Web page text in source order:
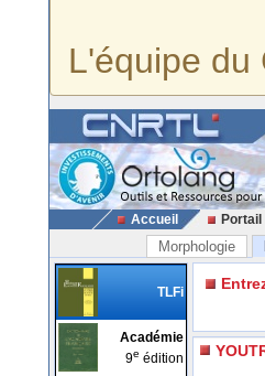
L'équipe du
Accueil Portail
Morphologie
TLFi
Académie
9e édition